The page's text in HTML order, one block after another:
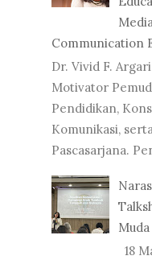
Communication
Dr. Vivid F.
Motivator
Pendidikan,
Komunikasi,
Pascasarjana.
18